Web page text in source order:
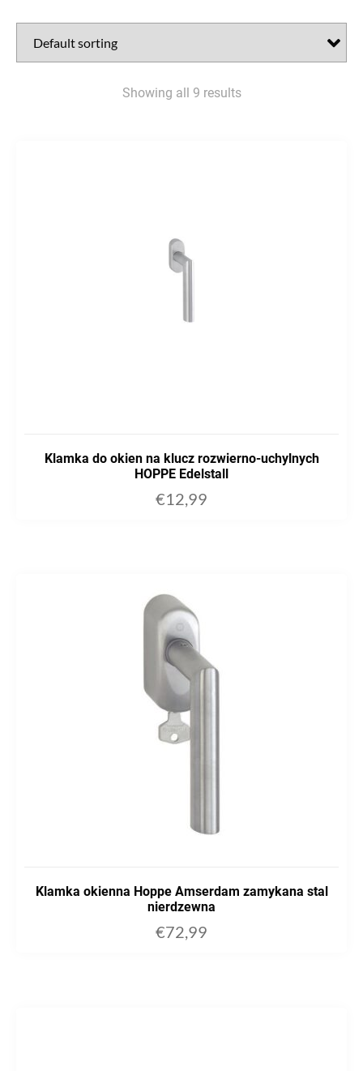
Showing all 9 results
Klamka do okien na klucz rozwierno-uchylnych
HOPPE Edelstall
€12,99
Klamka okienna Hoppe Amserdam zamykana stal
nierdzewna
€72,99